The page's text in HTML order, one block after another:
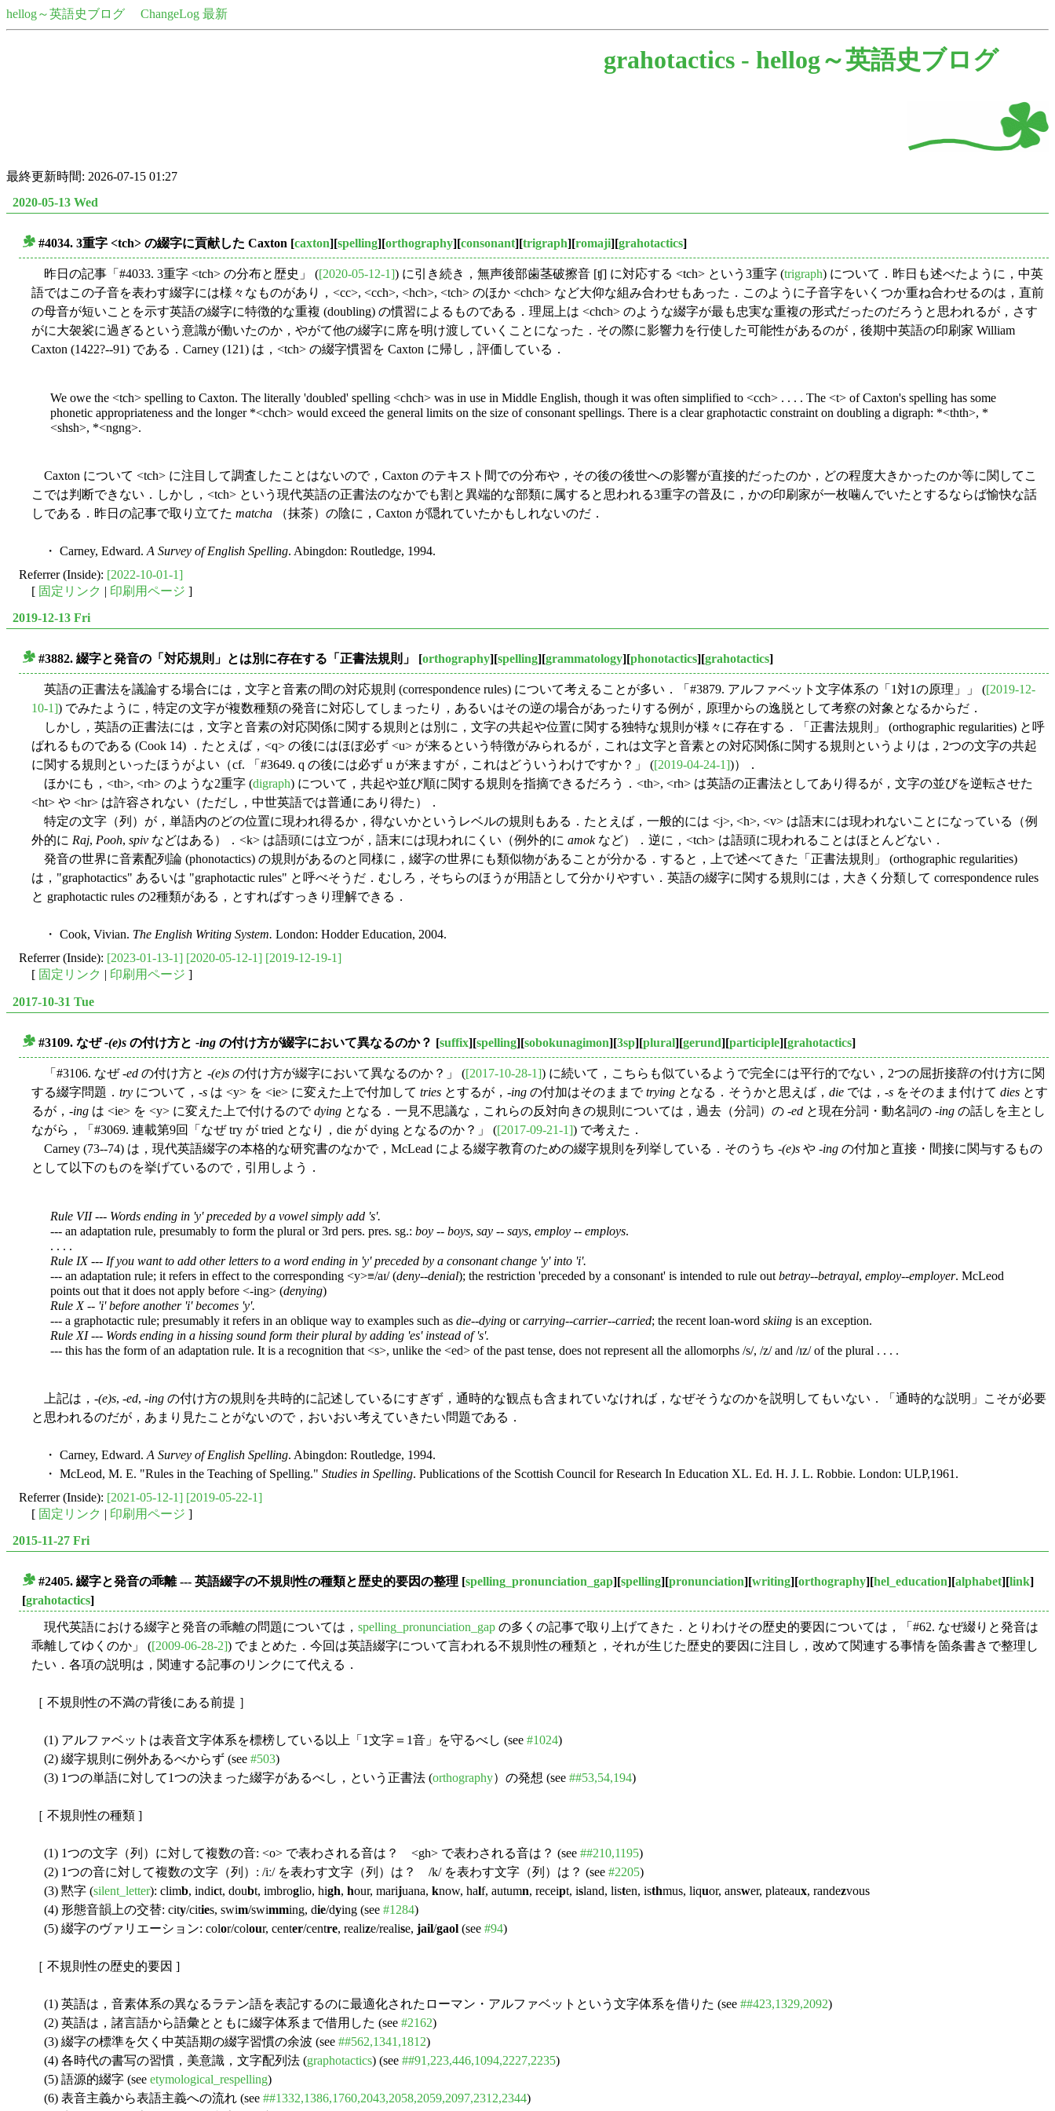
hellog～英語史ブログ ChangeLog 最新
grahotactics - hellog～英語史ブログ
最終更新時間: 2026-07-15 01:27
2020-05-13 Wed
#4034. 3重字 <tch> の綴字に貢献した Caxton [caxton][spelling][orthography][consonant][trigraph][romaji][grahotactics]
昨日の記事「#4033. 3重字 <tch> の分布と歴史」 ([2020-05-12-1]) に引き続き，無声後部歯茎破擦音 [ʧ] に対応する <tch> という3重字 (trigraph) について．昨日も述べたように，中英
語ではこの子音を表わす綴字には様々なものがあり，<cc>, <cch>, <hch>, <tch> のほか <chch> など大仰な組み合わせもあった．このように子音字をいくつか重ね合わせるのは，直前
の母音が短いことを示す英語の綴字に特徴的な重複 (doubling) の慣習によるものである．理屈上は <chch> のような綴字が最も忠実な重複の形式だったのだろうと思われるが，さす
がに大袈裟に過ぎるという意識が働いたのか，やがて他の綴字に席を明け渡していくことになった．その際に影響力を行使した可能性があるのが，後期中英語の印刷家 William
Caxton (1422?--91) である．Carney (121) は，<tch> の綴字慣習を Caxton に帰し，評価している．
We owe the <tch> spelling to Caxton. The literally 'doubled' spelling <chch> was in use in Middle English, though it was often simplified to <cch> . . . . The <t> of Caxton's spelling has some
phonetic appropriateness and the longer *<chch> would exceed the general limits on the size of consonant spellings. There is a clear graphotactic constraint on doubling a digraph: *<thth>, *
<shsh>, *<ngng>.
Caxton について <tch> に注目して調査したことはないので，Caxton のテキスト間での分布や，その後の後世への影響が直接的だったのか，どの程度大きかったのか等に関してこ
こでは判断できない．しかし，<tch> という現代英語の正書法のなかでも割と異端的な部類に属すると思われる3重字の普及に，かの印刷家が一枚噛んでいたとするならば愉快な話
しである．昨日の記事で取り立てた matcha （抹茶）の陰に，Caxton が隠れていたかもしれないのだ．
・ Carney, Edward. A Survey of English Spelling. Abingdon: Routledge, 1994.
Referrer (Inside): [2022-10-01-1]
[ 固定リンク | 印刷用ページ ]
2019-12-13 Fri
#3882. 綴字と発音の「対応規則」とは別に存在する「正書法規則」 [orthography][spelling][grammatology][phonotactics][grahotactics]
英語の正書法を議論する場合には，文字と音素の間の対応規則 (correspondence rules) について考えることが多い．「#3879. アルファベット文字体系の「1対1の原理」」 ([2019-12-
10-1]) でみたように，特定の文字が複数種類の発音に対応してしまったり，あるいはその逆の場合があったりする例が，原理からの逸脱として考察の対象となるからだ．
しかし，英語の正書法には，文字と音素の対応関係に関する規則とは別に，文字の共起や位置に関する独特な規則が様々に存在する．「正書法規則」 (orthographic regularities) と呼
ばれるものである (Cook 14) ．たとえば，<q> の後にはほぼ必ず <u> が来るという特徴がみられるが，これは文字と音素との対応関係に関する規則というよりは，2つの文字の共起
に関する規則といったほうがよい（cf. 「#3649. q の後には必ず u が来ますが，これはどういうわけですか？」 ([2019-04-24-1])）．
ほかにも，<th>, <rh> のような2重字 (digraph) について，共起や並び順に関する規則を指摘できるだろう．<th>, <rh> は英語の正書法としてあり得るが，文字の並びを逆転させた
<ht> や <hr> は許容されない（ただし，中世英語では普通にあり得た）．
特定の文字（列）が，単語内のどの位置に現われ得るか，得ないかというレベルの規則もある．たとえば，一般的には <j>, <h>, <v> は語末には現われないことになっている（例
外的に Raj, Pooh, spiv などはある）．<k> は語頭には立つが，語末には現われにくい（例外的に amokなど）．逆に，<tch> は語頭に現われることはほとんどない．
発音の世界に音素配列論 (phonotactics) の規則があるのと同様に，綴字の世界にも類似物があることが分かる．すると，上で述べてきた「正書法規則」 (orthographic regularities)
は，"graphotactics" あるいは "graphotactic rules" と呼べそうだ．むしろ，そちらのほうが用語として分かりやすい．英語の綴字に関する規則には，大きく分類して correspondence rules
と graphotactic rules の2種類がある，とすればすっきり理解できる．
・ Cook, Vivian. The English Writing System. London: Hodder Education, 2004.
Referrer (Inside): [2023-01-13-1] [2020-05-12-1] [2019-12-19-1]
[ 固定リンク | 印刷用ページ ]
2017-10-31 Tue
#3109. なぜ-(e)s の付け方と -ing の付け方が綴字において異なるのか？ [suffix][spelling][sobokunagimon][3sp][plural][gerund][participle][grahotactics]
「#3106. なぜ-ed の付け方と -(e)s の付け方が綴字において異なるのか？」 ([2017-10-28-1]) に続いて，こちらも似ているようで完全には平行的でない，2つの屈折接辞の付け方に関
する綴字問題． try について，-s は <y> を <ie> に変えた上で付加して tries とするが，-ing の付加はそのままでtrying となる．そうかと思えば， die では，-s をそのまま付けて dies とす
るが，-ing は <ie> を <y> に変えた上で付けるのでdying となる．一見不思議な，これらの反対向きの規則については，過去（分詞）の -ed と現在分詞・動名詞の -ing の話しを主とし
ながら，「#3069. 連載第9回「なぜ try が tried となり，die が dying となるのか？」 ([2017-09-21-1]) で考えた．
Carney (73--74) は，現代英語綴字の本格的な研究書のなかで，McLead による綴字教育のための綴字規則を列挙している．そのうち -(e)s や -ing の付加と直接・間接に関与するもの
として以下のものを挙げているので，引用しよう．
Rule VII --- Words ending in 'y' preceded by a vowel simply add 's'.
--- an adaptation rule, presumably to form the plural or 3rd pers. pres. sg.: boy -- boys, say -- says, employ -- employs.
. . . .
Rule IX --- If you want to add other letters to a word ending in 'y' preceded by a consonant change 'y' into 'i'.
--- an adaptation rule; it refers in effect to the corresponding <y>≡/aɪ/ (deny--denial); the restriction 'preceded by a consonant' is intended to rule out betray--betrayal, employ--employer. McLeod
points out that it does not apply before <-ing> (denying)
Rule X -- 'i' before another 'i' becomes 'y'.
--- a graphotactic rule; presumably it refers in an oblique way to examples such as die--dying orcarrying--carrier--carried; the recent loan-word skiing is an exception.
Rule XI --- Words ending in a hissing sound form their plural by adding 'es' instead of 's'.
--- this has the form of an adaptation rule. It is a recognition that <s>, unlike the <ed> of the past tense, does not represent all the allomorphs /s/, /z/ and /ɪz/ of the plural . . . .
上記は，-(e)s, -ed, -ing の付け方の規則を共時的に記述しているにすぎず，通時的な観点も含まれていなければ，なぜそうなのかを説明してもいない．「通時的な説明」こそが必要
と思われるのだが，あまり見たことがないので，おいおい考えていきたい問題である．
・ Carney, Edward. A Survey of English Spelling. Abingdon: Routledge, 1994.
・ McLeod, M. E. "Rules in the Teaching of Spelling." Studies in Spelling. Publications of the Scottish Council for Research In Education XL. Ed. H. J. L. Robbie. London: ULP,1961.
Referrer (Inside): [2021-05-12-1] [2019-05-22-1]
[ 固定リンク | 印刷用ページ ]
2015-11-27 Fri
#2405. 綴字と発音の乖離 --- 英語綴字の不規則性の種類と歴史的要因の整理 [spelling_pronunciation_gap][spelling][pronunciation][writing][orthography][hel_education][alphabet][link]
[grahotactics]
現代英語における綴字と発音の乖離の問題については， spelling_pronunciation_gap の多くの記事で取り上げてきた．とりわけその歴史的要因については，「#62. なぜ綴りと発音は
乖離してゆくのか」 ([2009-06-28-2]) でまとめた．今回は英語綴字について言われる不規則性の種類と，それが生じた歴史的要因に注目し，改めて関連する事情を箇条書きで整理し
たい．各項の説明は，関連する記事のリンクにて代える．
［ 不規則性の不満の背後にある前提 ］
(1) アルファベットは表音文字体系を標榜している以上「1文字＝1音」を守るべし (see #1024)
(2) 綴字規則に例外あるべからず (see #503)
(3) 1つの単語に対して1つの決まった綴字があるべし，という正書法 (orthography）の発想 (see ##53,54,194)
［ 不規則性の種類 ]
(1) 1つの文字（列）に対して複数の音: <o> で表わされる音は？ <gh> で表わされる音は？ (see ##210,1195)
(2) 1つの音に対して複数の文字（列）: /iː/ を表わす文字（列）は？ /k/ を表わす文字（列）は？ (see #2205)
(3) 黙字 (silent_letter): climb, indict, doubt, imbroglio, high, hour, marijuana, know, half, autumn, receipt, island, listen, isthmus, liquor, answer, plateaux, randezvous
(4) 形態音韻上の交替: city/cities, swim/swimming, die/dying (see #1284)
(5) 綴字のヴァリエーション: color/colour, center/centre, realize/realise, jail/gaol (see #94)
［ 不規則性の歴史的要因 ]
(1) 英語は，音素体系の異なるラテン語を表記するのに最適化されたローマン・アルファベットという文字体系を借りた (see ##423,1329,2092)
(2) 英語は，諸言語から語彙とともに綴字体系まで借用した (see #2162)
(3) 綴字の標準を欠く中英語期の綴字習慣の余波 (see ##562,1341,1812)
(4) 各時代の書写の習慣，美意識，文字配列法 (graphotactics) (see ##91,223,446,1094,2227,2235)
(5) 語源的綴字 (see etymological_respelling)
(6) 表音主義から表語主義への流れ (see ##1332,1386,1760,2043,2058,2059,2097,2312,2344)